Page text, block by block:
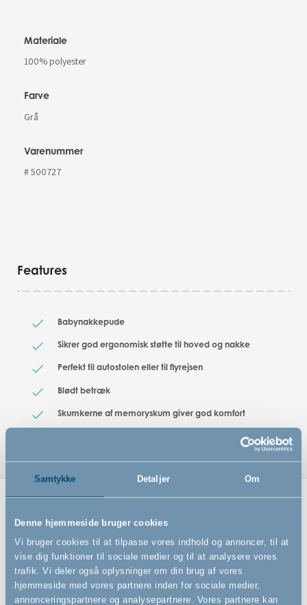
Samtykke Detaljer Om
Denne hjemmeside bruger cookies
Vi bruger cookies til at tilpasse vores indhold og annoncer, til at
vise dig funktioner til sociale medier og til at analysere vores
trafik. Vi deler også oplysninger om din brug af vores
hjemmeside med vores partnere inden for sociale medier,
annonceringspartnere og analysepartnere. Vores partnere kan
Materiale
100% polyester
Farve
Grå
Varenummer
# 500727
Features
Babynakkepude
Sikrer god ergonomisk støtte til hoved og nakke
Perfekt til autostolen eller til flyrejsen
Blødt betræk
Skumkerne af memoryskum giver god komfort
Relaterede produkter